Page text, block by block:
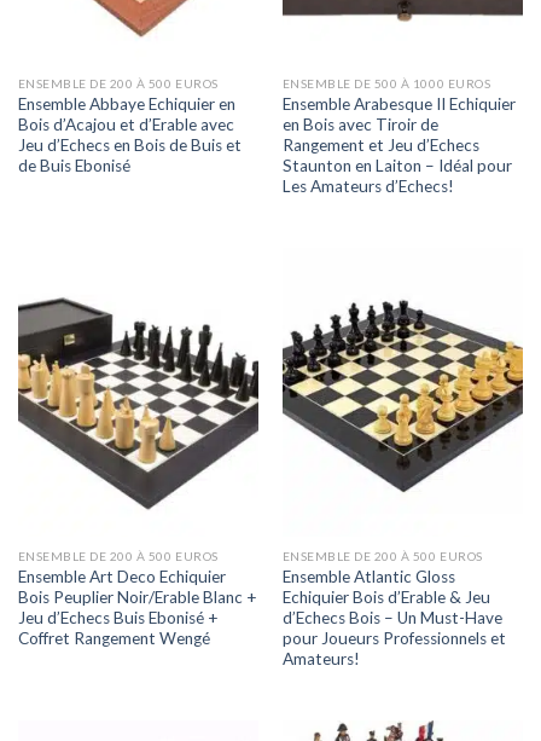
ENSEMBLE DE 200 À 500 EUROS
Ensemble Abbaye Echiquier en
Bois d’Acajou et d’Erable avec
Jeu d’Echecs en Bois de Buis et
de Buis Ebonisé
ENSEMBLE DE 500 À 1000 EUROS
Ensemble Arabesque II Echiquier
en Bois avec Tiroir de
Rangement et Jeu d’Echecs
Staunton en Laiton – Idéal pour
Les Amateurs d’Echecs!
ENSEMBLE DE 200 À 500 EUROS
Ensemble Art Deco Echiquier
Bois Peuplier Noir/Erable Blanc +
Jeu d’Echecs Buis Ebonisé +
Coffret Rangement Wengé
ENSEMBLE DE 200 À 500 EUROS
Ensemble Atlantic Gloss
Echiquier Bois d’Erable & Jeu
d’Echecs Bois – Un Must-Have
pour Joueurs Professionnels et
Amateurs!